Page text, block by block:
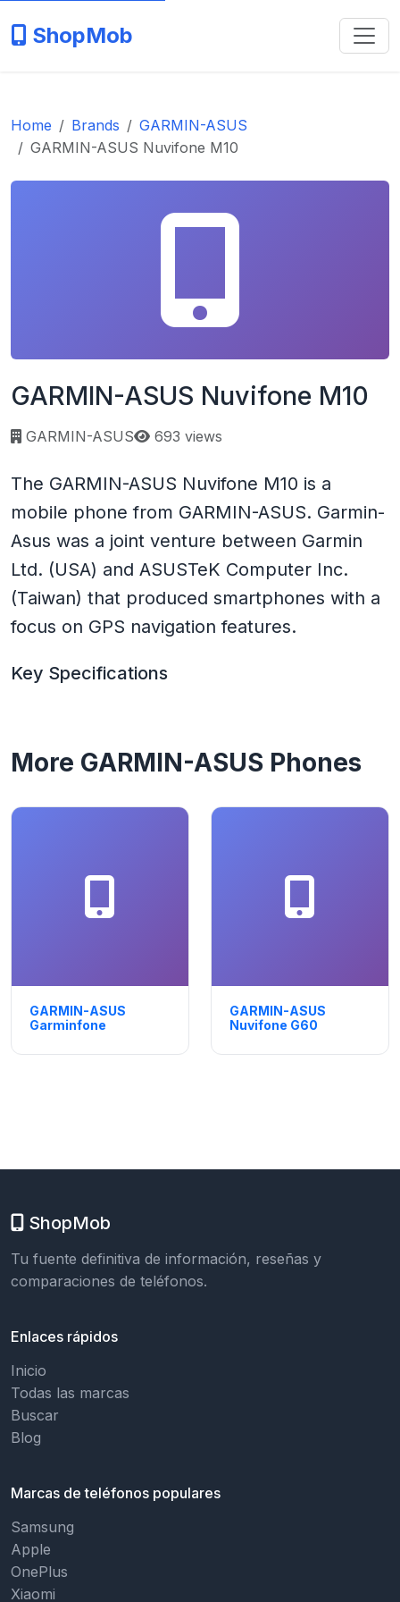
ShopMob
Home Brands
GARMIN-ASUS
GARMIN-ASUS Nuvifone M10
GARMIN-ASUS Nuvifone M10
GARMIN-ASUS Page views:
693 views
The GARMIN-ASUS Nuvifone M10 is a
mobile phone from GARMIN-ASUS. Garmin-
Asus was a joint venture between Garmin
Ltd. (USA) and ASUSTeK Computer Inc.
(Taiwan) that produced smartphones with a
focus on GPS navigation features.
Key Specifications
More GARMIN-ASUS Phones
GARMIN-ASUS
Garminfone
GARMIN-ASUS
Nuvifone G60
ShopMob
Tu fuente definitiva de información, reseñas y
comparaciones de teléfonos.
Enlaces rápidos
Inicio
Todas las marcas
Buscar
Blog
Marcas de teléfonos populares
Samsung
Apple
OnePlus
Xiaomi